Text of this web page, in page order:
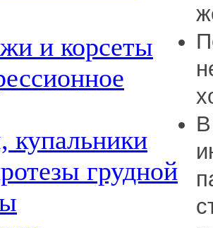
и корсеты
грудной